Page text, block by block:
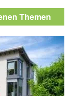
Themen